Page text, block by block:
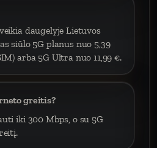
daugelyje Lietuvos
siūlo 5G planus nuo 5,39
arba 5G Ultra nuo 11,99 €.
greitis?
iki 300 Mbps, o su 5G